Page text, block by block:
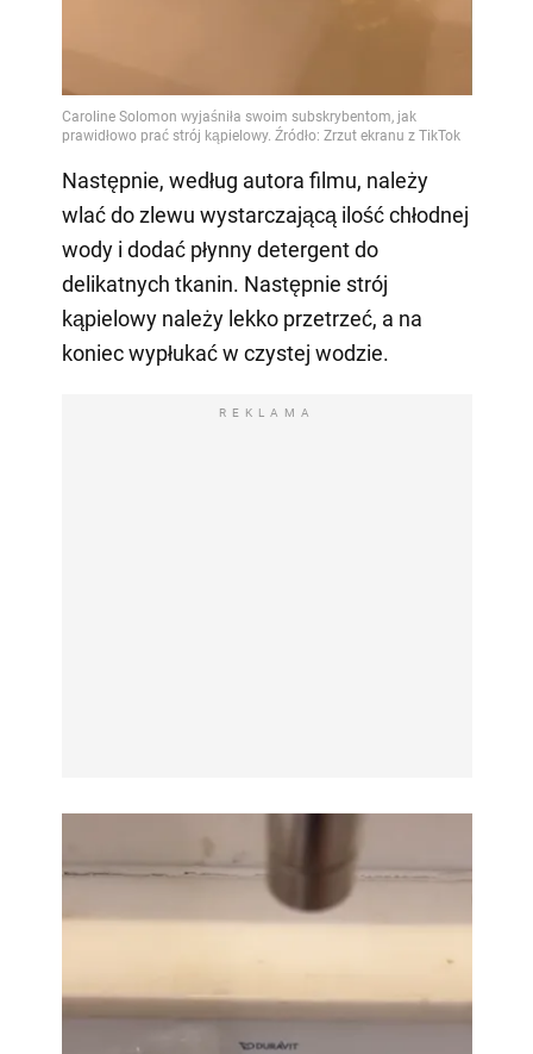
Następnie, według autora filmu, należy
wlać do zlewu wystarczającą ilość chłodnej
wody i dodać płynny detergent do
delikatnych tkanin. Następnie strój
kąpielowy należy lekko przetrzeć, a na
koniec wypłukać w czystej wodzie.
REKLAMA